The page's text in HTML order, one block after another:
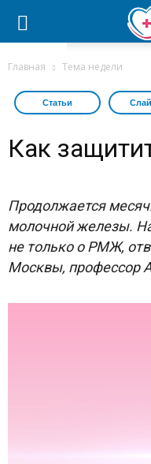
Главная Тема недели
Статьи
Как
Продолжается
молочной железы.
не только о РМЖ,
Москвы, профессор